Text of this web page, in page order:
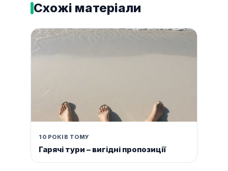
Схожі матеріали
10 РОКІВ ТОМУ
Гарячі тури – вигідні пропозиції